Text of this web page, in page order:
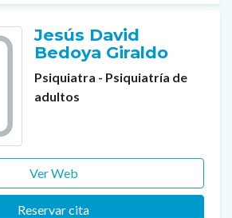
Jesús David
Bedoya Giraldo
Psiquiatra - Psiquiatría de
adultos
Ver Web
Reservar cita